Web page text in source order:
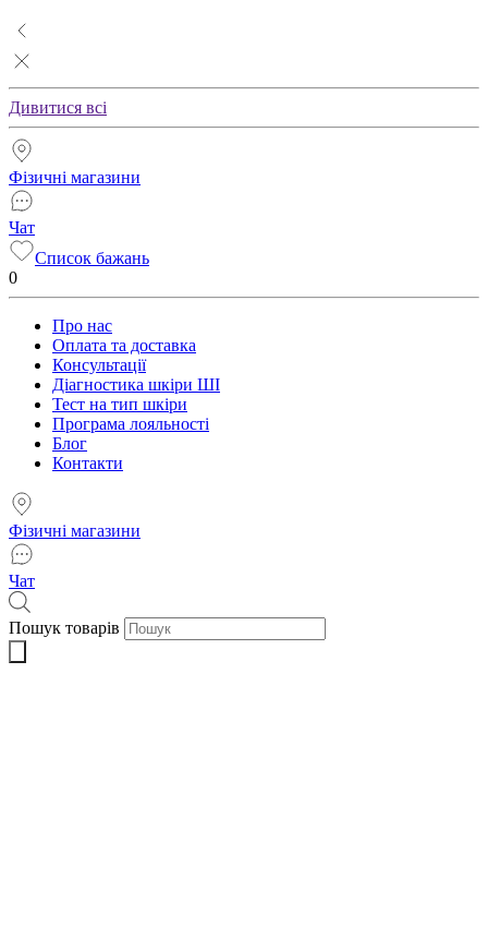
Дивитися всі
Фізичні магазини
Чат
Список бажань
0
Про нас
Оплата та доставка
Консультації
Діагностика шкіри ШІ
Тест на тип шкіри
Програма лояльності
Блог
Контакти
Фізичні магазини
Чат
Пошук товарів